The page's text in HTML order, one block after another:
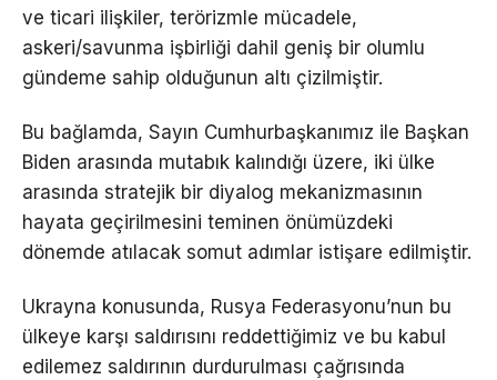
ve ticari ilişkiler, terörizmle mücadele,
askeri/savunma işbirliği dahil geniş bir olumlu
gündeme sahip olduğunun altı çizilmiştir.
Bu bağlamda, Sayın Cumhurbaşkanımız ile Başkan
Biden arasında mutabık kalındığı üzere, iki ülke
arasında stratejik bir diyalog mekanizmasının
hayata geçirilmesini teminen önümüzdeki
dönemde atılacak somut adımlar istişare edilmiştir.
Ukrayna konusunda, Rusya Federasyonu’nun bu
ülkeye karşı saldırısını reddettiğimiz ve bu kabul
edilemez saldırının durdurulması çağrısında